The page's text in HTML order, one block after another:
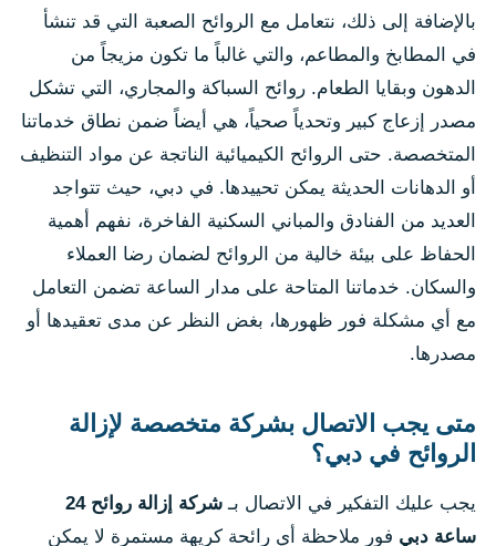
بالإضافة إلى ذلك، نتعامل مع الروائح الصعبة التي قد تنشأ
في المطابخ والمطاعم، والتي غالباً ما تكون مزيجاً من
الدهون وبقايا الطعام. روائح السباكة والمجاري، التي تشكل
مصدر إزعاج كبير وتحدياً صحياً، هي أيضاً ضمن نطاق خدماتنا
المتخصصة. حتى الروائح الكيميائية الناتجة عن مواد التنظيف
أو الدهانات الحديثة يمكن تحييدها. في دبي، حيث تتواجد
العديد من الفنادق والمباني السكنية الفاخرة، نفهم أهمية
الحفاظ على بيئة خالية من الروائح لضمان رضا العملاء
والسكان. خدماتنا المتاحة على مدار الساعة تضمن التعامل
مع أي مشكلة فور ظهورها، بغض النظر عن مدى تعقيدها أو
مصدرها.
متى يجب الاتصال بشركة متخصصة لإزالة
الروائح في دبي؟
يجب عليك التفكير في الاتصال بـ
شركة إزالة روائح 24
ساعة دبي فور ملاحظة أي رائحة كريهة مستمرة لا يمكن